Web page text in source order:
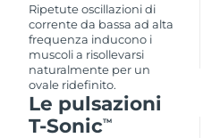
Ripetute oscillazioni di
corrente da bassa ad alta
frequenza inducono i
muscoli a risollevarsi
naturalmente per un
ovale ridefinito.
Le pulsazioni
T-SonicTM